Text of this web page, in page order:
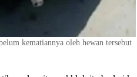
kematiannya oleh hewan tersebut